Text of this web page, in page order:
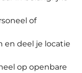
of
en deel je locatie
op openbare